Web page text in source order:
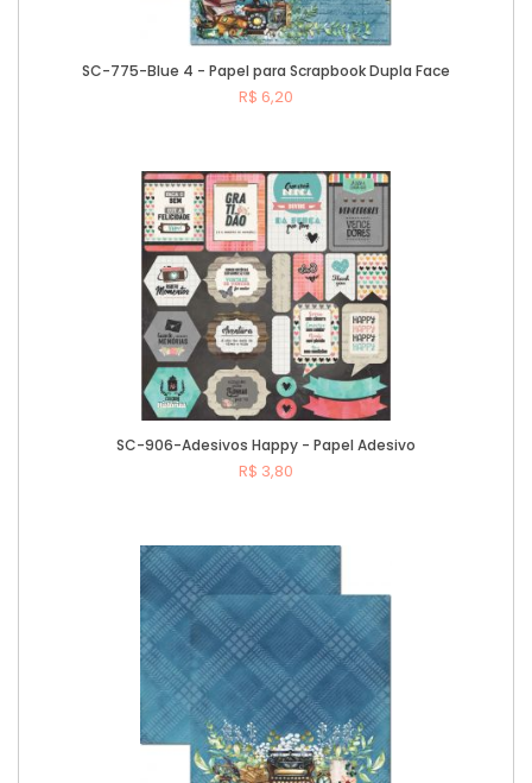
SC-775-Blue 4 - Papel para Scrapbook Dupla Face
R$ 6,20
SC-906-Adesivos Happy - Papel Adesivo
R$ 3,80